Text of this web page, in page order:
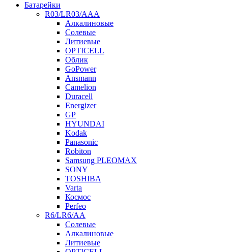
Батарейки
R03/LR03/AAA
Алкалиновые
Солевые
Литиевые
OPTICELL
Облик
GoPower
Ansmann
Camelion
Duracell
Energizer
GP
HYUNDAI
Kodak
Panasonic
Robiton
Samsung PLEOMAX
SONY
TOSHIBA
Varta
Космос
Perfeo
R6/LR6/AA
Солевые
Алкалиновые
Литиевые